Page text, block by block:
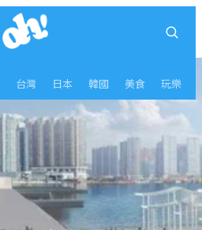
台灣 日本 韓國 美食 玩樂